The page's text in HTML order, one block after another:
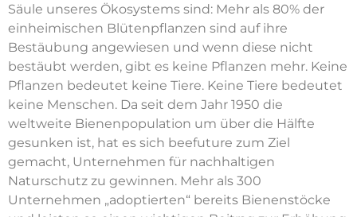
Säule unseres Ökosystems sind: Mehr als 80% der
einheimischen Blütenpflanzen sind auf ihre
Bestäubung angewiesen und wenn diese nicht
bestäubt werden, gibt es keine Pflanzen mehr. Keine
Pflanzen bedeutet keine Tiere. Keine Tiere bedeutet
keine Menschen. Da seit dem Jahr 1950 die
weltweite Bienenpopulation um über die Hälfte
gesunken ist, hat es sich beefuture zum Ziel
gemacht, Unternehmen für nachhaltigen
Naturschutz zu gewinnen. Mehr als 300
Unternehmen „adoptierten“ bereits Bienenstöcke